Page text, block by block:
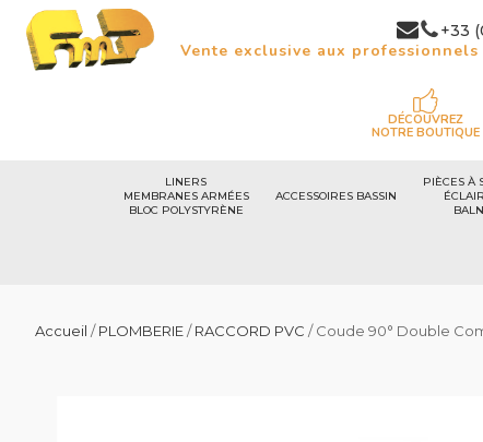
+33
Vente exclusive aux
DÉCOUVREZ
NOTRE BOUTIQUE
LINERS
MEMBRANES ARMÉES
BLOC POLYSTYRÈNE
ACCESSOIRES BASSIN
PIÈCES À
Accueil /PLOMBERIE/RACCORD PVC / Coude 90° Double